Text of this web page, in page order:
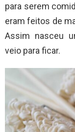
para serem
eram feitos de
Assim nasceu
veio para ficar.